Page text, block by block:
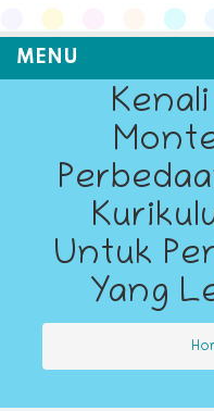
MENU
Untuk
Yang